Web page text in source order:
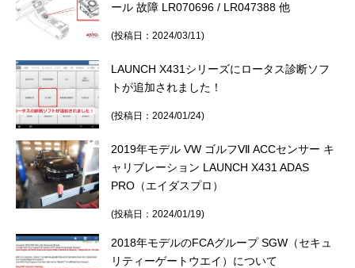
ール 故障 LR070696 / LR047388 他
(投稿日：2024/03/11)
LAUNCH X431シリーズにロータス診断ソフ
トが追加されました！
(投稿日：2024/01/24)
2019年モデル VW ゴルフⅦ ACCセンサー キ
ャリブレーション LAUNCH X431 ADAS
PRO（エイダスプロ）
(投稿日：2024/01/19)
2018年モデルのFCAグループ SGW（セキュ
リティーゲートウエイ）について